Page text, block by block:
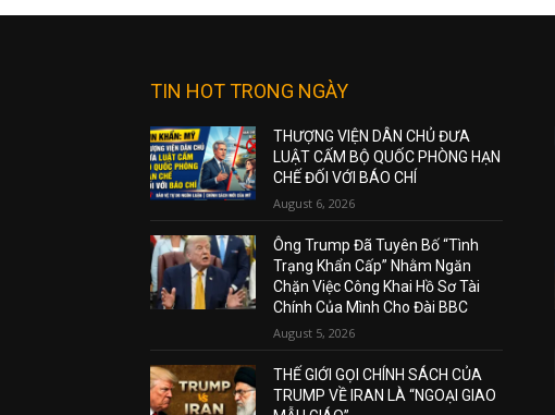
TIN HOT TRONG NGÀY
THƯỢNG VIỆN DÂN CHỦ ĐƯA
LUẬT CẤM BỘ QUỐC PHÒNG HẠN
CHẾ ĐỐI VỚI BÁO CHÍ
August 6, 2026
Ông Trump Đã Tuyên Bố “Tình
Trạng Khẩn Cấp” Nhằm Ngăn
Chặn Việc Công Khai Hồ Sơ Tài
Chính Của Mình Cho Đài BBC
August 5, 2026
THẾ GIỚI GỌI CHÍNH SÁCH CỦA
TRUMP VỀ IRAN LÀ “NGOẠI GIAO